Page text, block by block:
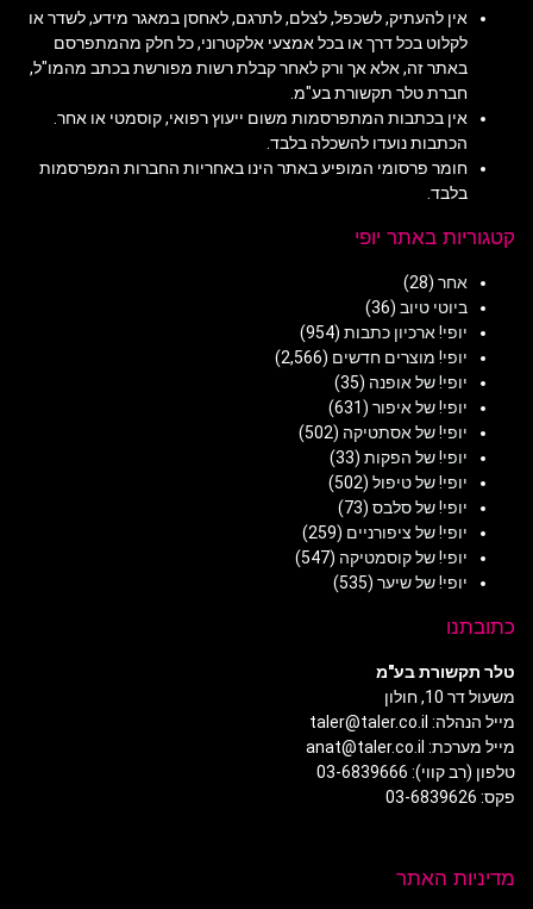
אין להעתיק, לשכפל, לצלם, לתרגם, לאחסן במאגר מידע, לשדר או
לקלוט בכל דרך או בכל אמצעי אלקטרוני, כל חלק מהמתפרסם
באתר זה, אלא אך ורק לאחר קבלת רשות מפורשת בכתב מהמו"ל,
חברת טלר תקשורת בע"מ.
אין בכתבות המתפרסמות משום ייעוץ רפואי, קוסמטי או אחר.
הכתבות נועדו להשכלה בלבד.
חומר פרסומי המופיע באתר הינו באחריות החברות המפרסמות
בלבד.
קטגוריות באתר יופי
אחר (28)
ביוטי טיוב (36)
יופי! ארכיון כתבות (954)
יופי! מוצרים חדשים (2,566)
יופי! של אופנה (35)
יופי! של איפור (631)
יופי! של אסתטיקה (502)
יופי! של הפקות (33)
יופי! של טיפול (502)
יופי! של סלבס (73)
יופי! של ציפורניים (259)
יופי! של קוסמטיקה (547)
יופי! של שיער (535)
כתובתנו
טלר תקשורת בע"מ
משעול דר 10, חולון
מייל הנהלה: taler@taler.co.il
מייל מערכת: anat@taler.co.il
טלפון (רב קווי): 03-6839666
פקס: 03-6839626
מדיניות האתר